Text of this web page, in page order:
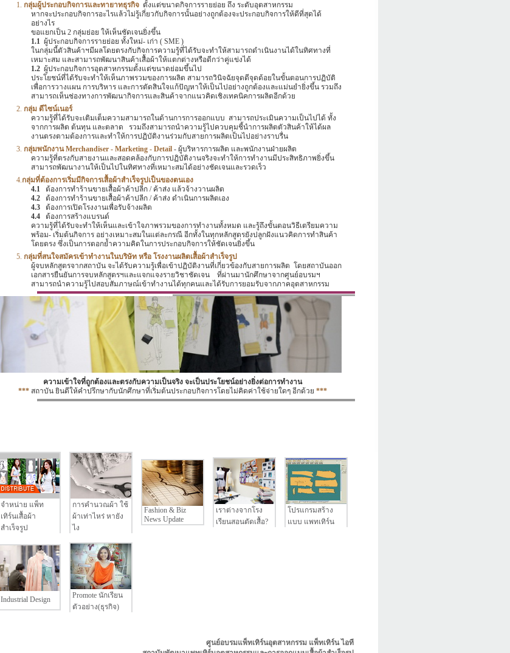
1. กลุ่มผู้ประกอบกิจการและทายาทธุรกิจ ตั้งแต่ขนาดกิจการรายย่อย ถึง ระดับอุตสาหกรรม
หากจะประกอบกิจการอะไรแล้วไม่รู้เกี่ยวกับกิจการนั้นอย่างถูกต้องจะประกอบกิจการให้ดีที่สุดได้
อย่างไร
ขอแยกเป็น 2 กลุ่มย่อย ให้เห็นชัดเจนยิ่งขึ้น
1.1 ผู้ประกอบกิจการรายย่อย ทั้งใหม่- เก่า (SME )
ในกลุ่มนี้ตัวสินค้าฯมีผลโดยตรงกับกิจการความรู้ที่ได้รับจะทำให้สามารถดำเนินงานได้ในทิศทางที่
เหมาะสม และสามารถพัฒนาสินค้าเสื้อผ้าให้แตกต่างหรือดีกว่าคู่แข่งได้
1.2 ผู้ประกอบกิจการอุตสาหกรรมตั้งแต่ขนาดย่อมขึ้นไป
ประโยชน์ที่ได้รับจะทำให้เห็นภาพรวมของการผลิต สามารถวินิจฉัยจุดดีจุดด้อยในขั้นตอนการปฏิบัติ
เพื่อการวางแผน การบริหาร และการตัดสินใจแก้ปัญหาให้เป็นไปอย่างถูกต้องและแม่นยำยิ่งขึ้น รวมถึง
สามารถเห็นช่องทางการพัฒนากิจการและสินค้าจากแนวคิดเชิงเทคนิคการผลิตอีกด้วย
2. กลุ่ม ดีไซน์เนอร์
ความรู้ที่ได้รับจะเติมเต็มความสามารถในด้านการการออกแบบ สามารถประเมินความเป็นไปได้ ทั้ง
จากการผลิต ต้นทุน และตลาด
รวมถึงสามารถนำความรู้ไปควบคุมชี้นำการผลิตตัวสินค้าให้ได้ผล
งานตรงตามต้องการและทำให้การปฏิบัติงานร่วมกับสายการผลิตเป็นไปอย่างราบรื่น
3. กลุ่มพนักงาน Merchandiser - Marketing - Detail- ผู้บริหารการผลิต และพนักงานฝ่ายผลิต
ความรู้ที่ตรงกับสายงานและสอดคล้องกับการปฏิบัติงานจริงจะทำให้การทำงานมีประสิทธิภาพยิ่งขึ้น
สามารถพัฒนางานให้เป็นไปในทิศทางที่เหมาะสมได้อย่างชัดเจนและรวดเร็ว
4.กลุ่มที่ต้องการเริ่มมีกิจการเสื้อผ้าสำเร็จรูปเป็นของตนเอง
4.1
ต้องการทำร้านขายเสื้อผ้าค้าปลีก / ค้าส่ง แล้วจ้างวานผลิต
4.2
ต้องการทำร้านขายเสื้อผ้าค้าปลีก / ค้าส่ง ดำเนินการผลิตเอง
4.3
ต้องการเปิดโรงงานเพื่อรับจ้างผลิต
4.4
ต้องการสร้างแบรนด์
ความรู้ที่ได้รับจะทำให้เห็นและเข้าใจภาพรวมของการทำงานทั้งหมด และรู้ถึงขั้นตอนวิธีเตรียมความ
พร้อม- เริ่มต้นกิจการ อย่างเหมาะสมในแต่ละกรณี อีกทั้งในทุกหลักสูตรยังปลูกฝังแนวคิดการทำสินค้า
โดยตรง ซึ่งเป็นการตอกย้ำความคิดในการประกอบกิจการให้ชัดเจนยิ่งขึ้น
5. กลุ่มที่สนใจสมัครเข้าทำงานในบริษัท หรือ โรงงานผลิตเสื้อผ้าสำเร็จรูป
ผู้จบหลักสูตรจากสถาบัน จะได้รับความรู้เพื่อเข้าปฏิบัติงานที่เกี่ยวข้องกับสายการผลิต โดยสถาบันออก
เอกสารยืนยันการจบหลักสูตรฯและแจกแจงรายวิชาชัดเจน
ที่ผ่านมานักศึกษาจากศูนย์อบรมฯ
สามารถนำความรู้ไปสอบสัมภาษณ์เข้าทำงานได้ทุกคนและได้รับการยอมรับจากภาคอุตสาหกรรม
ความเข้าใจที่ถูกต้องและตรงกับความเป็นจริง จะเป็นประโยชน์อย่างยิ่งต่อการทำงาน
***สถาบันยินดีให้คำปรึกษากับนักศึกษาที่เริ่มต้นประกอบกิจการโดยไม่คิดค่าใช้จ่ายใดๆ อีกด้วย ***
จำหน่าย แพ็ท
เทิร์นเสื้อผ้า
สำเร็จรูป
การคำนวณผ้า ใช้
ผ้าเท่าไหร่ หายัง
ไง
Fashion & Biz
News Update
เราต่างจากโรง
เรียนสอนตัดเสื้อ?
โปรแกรมสร้าง
แบบ แพทเทิร์น
Industrial Design
Promote นักเรียน
ตัวอย่าง(ธุรกิจ)
ศูนย์อบรมแพ็ทเทิร์นอุตสาหกรรม แพ็ทเทิร์น ไอที